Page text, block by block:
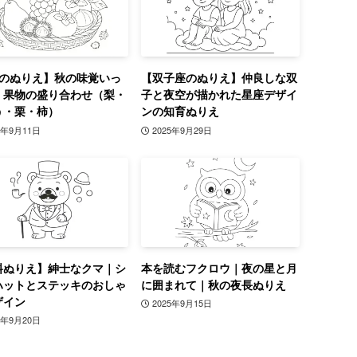
ぬりえ】秋の味覚いっ
物の盛り合わせ（梨・
栗・柿）
9月11日
【双子座のぬりえ】仲良しな双
子と夜空が描かれた星座デザイ
ンの知育ぬりえ
2025年9月29日
りえ】紳士なクマ｜シ
トとステッキのおしゃ
イン
9月20日
本を読むフクロウ｜夜の星と月
に囲まれて｜秋の夜長ぬりえ
2025年9月15日